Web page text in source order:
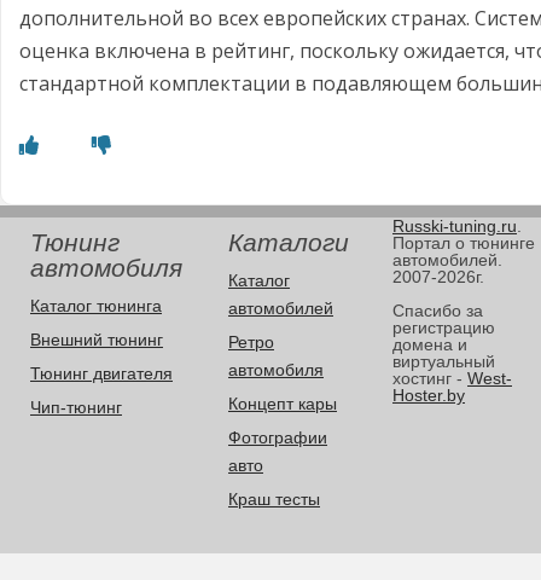
дополнительной во всех европейских странах.
оценка включена в рейтинг, поскольку ожидается,
стандартной комплектации в подавляющем
Тюнинг
автомобиля
Каталог тюнинга
Внешний тюнинг
Тюнинг двигателя
Чип-тюнинг
Каталоги
Каталог
автомобилей
Ретро
автомобиля
Концепт кары
Фотографии
авто
Краш тесты
Russki-tuning.ru
Портал о тюнинге
автомобилей.
2007-2026г.
Спасибо за
регистрацию
домена и
виртуальный
хостинг - West-
Hoster.by